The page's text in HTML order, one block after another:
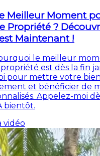
Meilleur Moment
Propriété ?
Maintenant !
le meilleur
est dès la fin
pour mettre votre
et bénéficier de
Appelez-moi
bientôt.
vidéo